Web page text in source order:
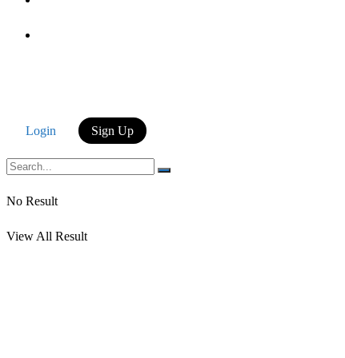
Login Sign Up
No Result
View All Result